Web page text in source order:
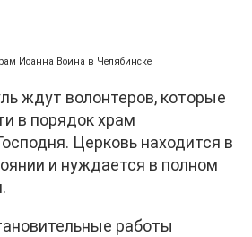
Иоанна Воина в Челябинске
ждут волонтеров, которые
в порядок храм
Церковь находится в
и нуждается в полном
работы